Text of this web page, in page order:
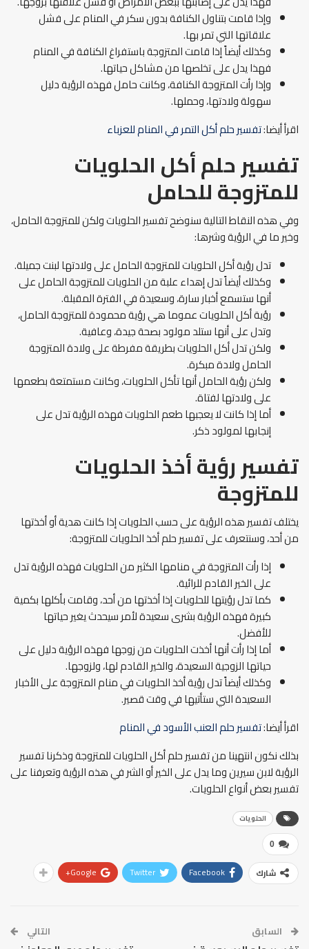
وإذا قامت بتناول الكنافة بدون سكر في المنام على فشل
علاقاتها التي تمر بها.
وكذلك أيضاً إذا قامت المتزوجة باستفراغ الكنافة في المنام
فهذا يدل على تخلصها من مشاكل حياتها.
وإذا رأت المتزوجة الكنافة، وكانت حامل فهذه الرؤية دليل
سهولة ولادتها، وحملها.
اقرأ أيضا:تفسير حلم أكل التمر في المنام للعزباء
تفسير حلم أكل الحلويات
للمتزوجة للحامل
وفي هذه النقاط التالية سنوضح تفسير الحلويات ولكن للمتزوجة الحامل،
وخير ما في الرؤية وشرها:
تدل رؤية أكل الحلويات للمتزوجة الحامل على ولادتها لبنت جميلة.
وكذلك أيضاً تدل إهداء علبة من الحلويات للمتزوجة الحامل على
أنها ستسمع أخبار سارة، وسعيدة في الفترة المقبلة.
رؤية أكل الحلويات عموما هي رؤية محمودة للمتزوجة الحامل،
وتدل على أنها ستلد مولود بصحة جيدة، وعافية.
ولكن تدل أكل الحلويات بطريقة مفرطة على ولادة المتزوجة
الحامل ولادة مبكرة.
ولكن رؤية الحامل أنها تأكل الحلويات، وكانت مستمتعة بطعمها
على ولادتها لفتاة.
أما إذا كانت لا يعجبها طعم الحلويات فهذه الرؤية تدل على
إنجابها لمولود ذكر.
تفسير رؤية أخذ الحلويات
للمتزوجة
يختلف تفسير هذه الرؤية على حسب الحلويات إذا كانت هدية أو أخذتها
من أحد، وسنتعرف على تفسير حلم أخذ الحلويات للمتزوجة:
إذا رأت المتزوجة في منامها الكثير من الحلويات فهذه الرؤية تدل
على الخير القادم للرائية.
كما تدل رؤيتها للحلويات إذا أخذتها من أحد، وقامت بأكلها بكمية
كبيرة فهذه الرؤية بشرى سعيدة لأمر سيحدث يغير حياتها
للأفضل.
أما إذا رأت أنها أخذت الحلويات من زوجها فهذه الرؤية دليل على
حياتها الزوجية السعيدة، والخير القادم لها، ولزوجها.
وكذلك أيضاً تدل رؤية أخذ الحلويات في منام المتزوجة على الأخبار
السعيدة التي ستأتيها في وقت قصير.
اقرأ أيضا:تفسير حلم العنب الأسود في المنام
بذلك نكون انتهينا من تفسير حلم أكل الحلويات للمتزوجة وذكرنا تفسير
الرؤية لابن سيرين وما يدل على الخير أو الشر في هذه الرؤية وتعرفنا على
تفسير بعض أنواع الحلويات.
الحلويات
0
شارك Facebook
Twitter
Google+
السابق التالي